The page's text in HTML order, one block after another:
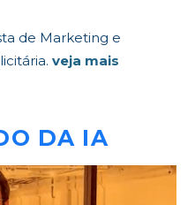
de Marketing e
veja mais
DA IA